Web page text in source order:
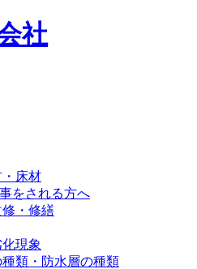
社
・床材
をされる方へ
・修繕
現象
類・防水層の種類